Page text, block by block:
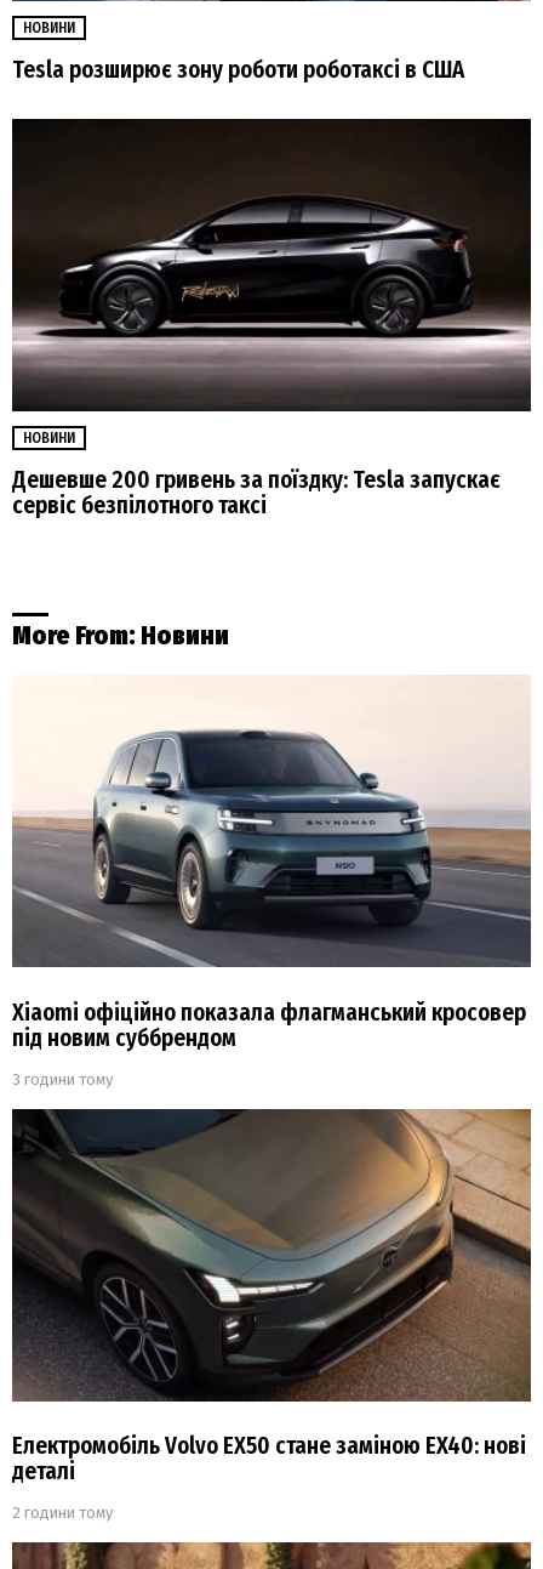
НОВИНИ
Tesla розширює зону роботи роботаксі в США
НОВИНИ
Дешевше 200 гривень за поїздку: Tesla запускає
сервіс безпілотного таксі
More From: Новини
Xiaomi офіційно показала флагманський кросовер
під новим суббрендом
3 години тому
Електромобіль Volvo EX50 стане заміною EX40: нові
деталі
2 години тому